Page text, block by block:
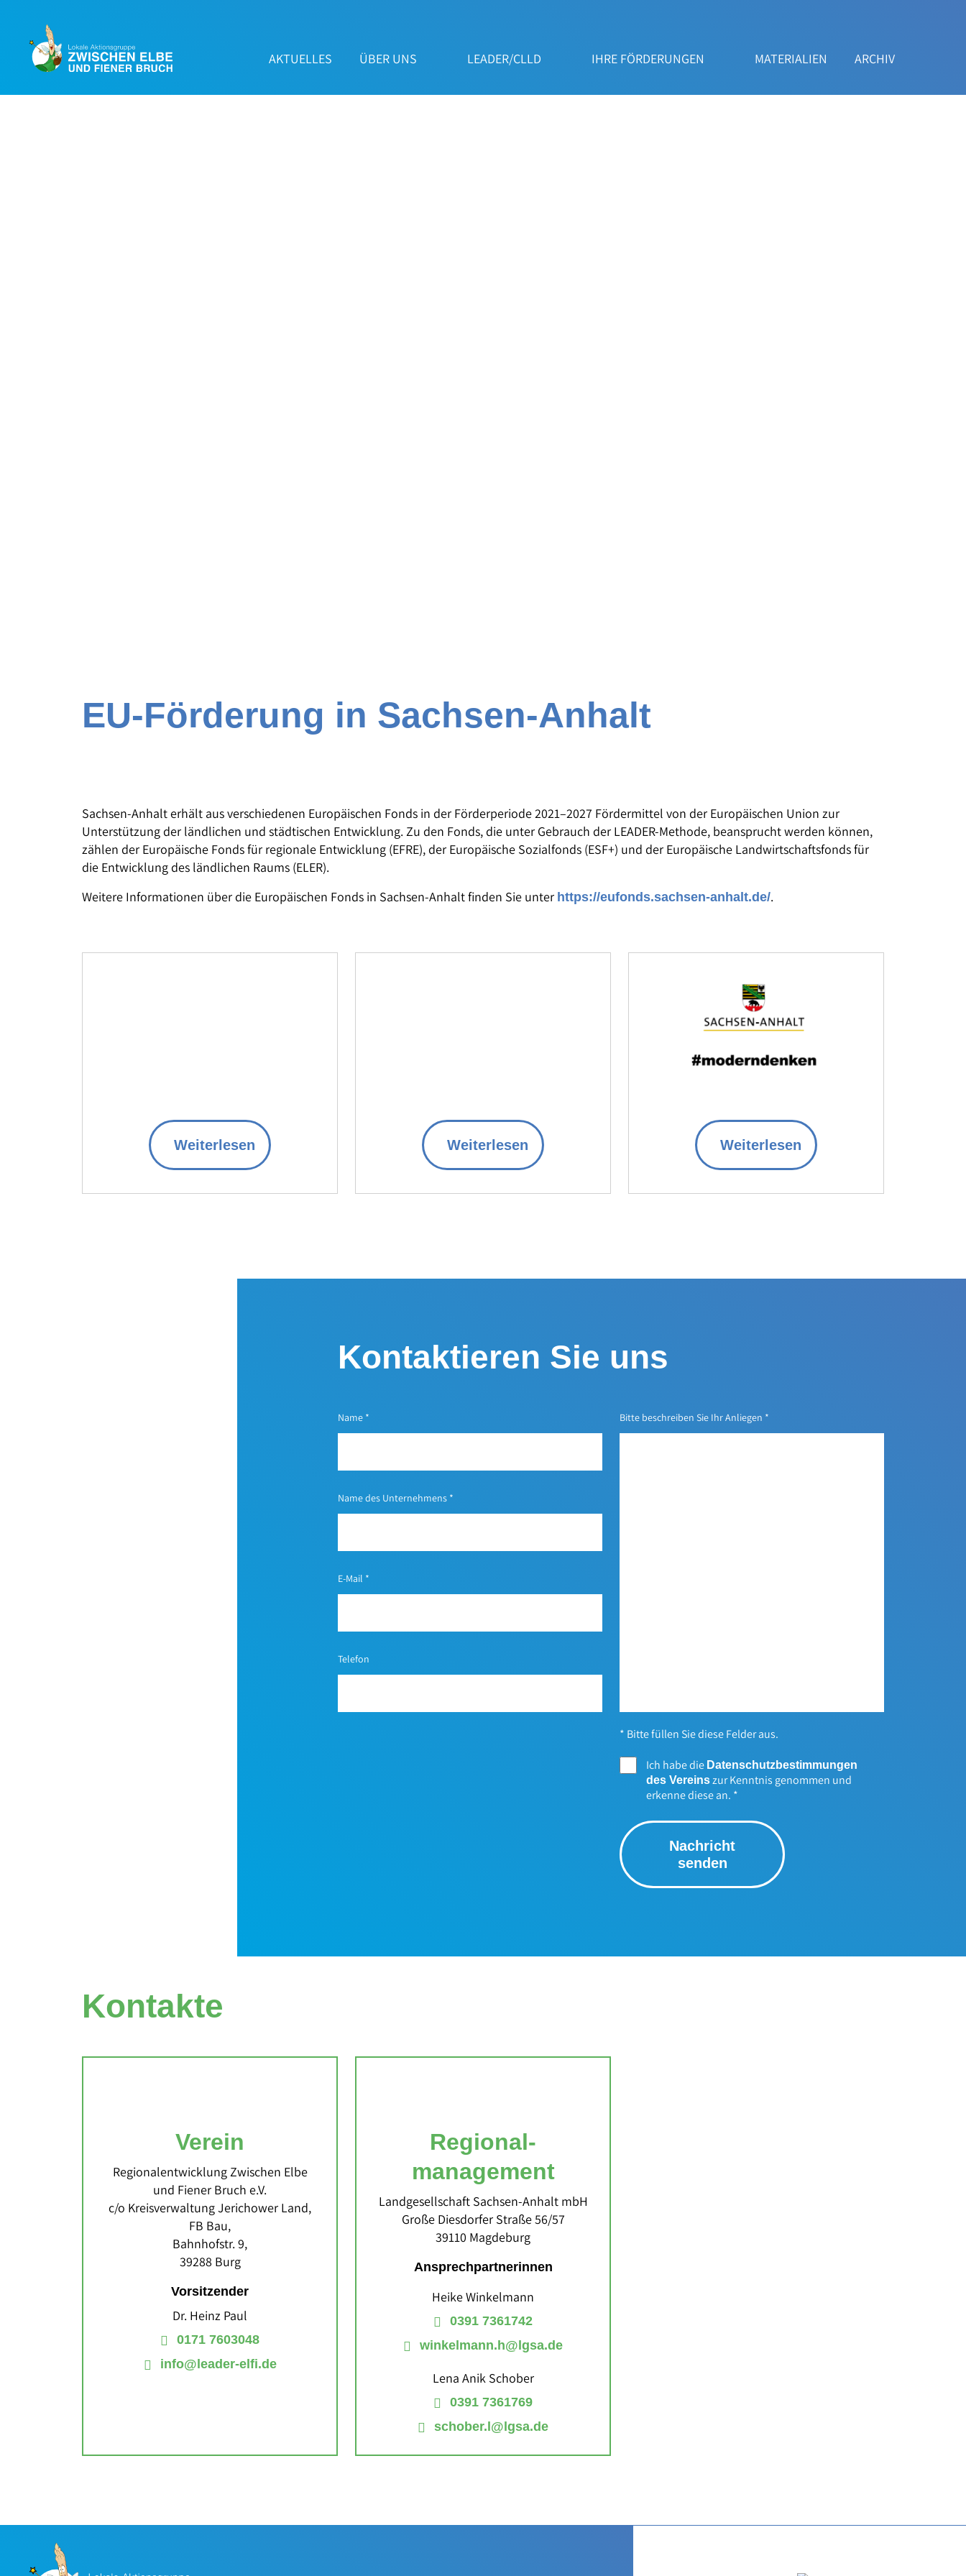
AKTUELLES ÜBER UNS LEADER/CLLD IHRE FÖRDERUNGEN MATERIALIEN ARCHIV
EU-Förderung in Sachsen-Anhalt
Sachsen-Anhalt erhält aus verschiedenen Europäischen Fonds in der Förderperiode 2021–2027 Fördermittel von der Europäischen Union zur
Unterstützung der ländlichen und städtischen Entwicklung. Zu den Fonds, die unter Gebrauch der LEADER-Methode, beansprucht werden können,
zählen der Europäische Fonds für regionale Entwicklung (EFRE), der Europäische Sozialfonds (ESF+) und der Europäische Landwirtschaftsfonds für
die Entwicklung des ländlichen Raums (ELER).
Weitere Informationen über die Europäischen Fonds in Sachsen-Anhalt finden Sie unter https://eufonds.sachsen-anhalt.de/.
Weiterlesen Weiterlesen Weiterlesen
Kontaktieren Sie uns
Name *
Name des Unternehmens *
E-Mail *
Telefon
Bitte beschreiben Sie Ihr Anliegen *
* Bitte füllen Sie diese Felder aus.
Ich habe die Datenschutzbestimmungen
des Vereinszur Kenntnis genommen und
erkenne diese an. *
Nachricht
senden
Kontakte
Verein
Regionalentwicklung Zwischen Elbe
und Fiener Bruch e.V.
c/o Kreisverwaltung Jerichower Land,
FB Bau,
Bahnhofstr. 9,
39288 Burg
Vorsitzender
Dr. Heinz Paul
0171 7603048
info@leader-elfi.de
Regional­
management
Landgesellschaft Sachsen‐Anhalt mbH
Große Diesdorfer Straße 56/57
39110 Magdeburg
Ansprechpartnerinnen
Heike Winkelmann
0391 7361742
winkelmann.h@lgsa.de
Lena Anik Schober
0391 7361769
schober.l@lgsa.de